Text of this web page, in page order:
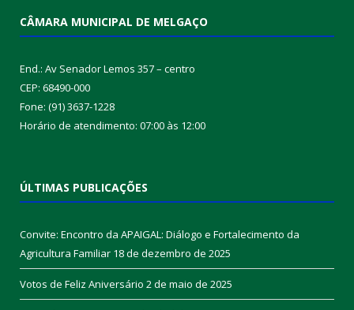
CÂMARA MUNICIPAL DE MELGAÇO
End.: Av Senador Lemos 357 – centro
CEP: 68490-000
Fone: (91) 3637-1228
Horário de atendimento: 07:00 às 12:00
ÚLTIMAS PUBLICAÇÕES
Convite: Encontro da APAIGAL: Diálogo e Fortalecimento da
Agricultura Familiar 18 de dezembro de 2025
Votos de Feliz Aniversário 2 de maio de 2025